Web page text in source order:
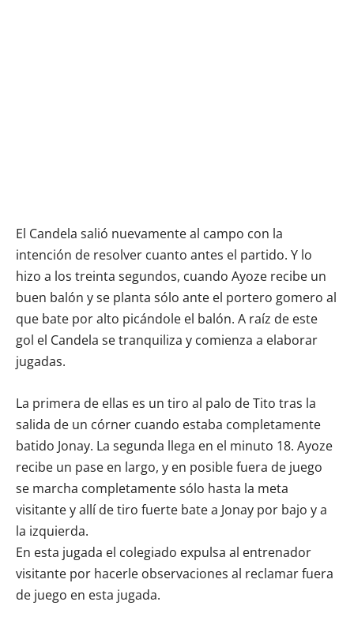
El Candela salió nuevamente al campo con la
intención de resolver cuanto antes el partido. Y lo
hizo a los treinta segundos, cuando Ayoze recibe un
buen balón y se planta sólo ante el portero gomero al
que bate por alto picándole el balón. A raíz de este
gol el Candela se tranquiliza y comienza a elaborar
jugadas.
La primera de ellas es un tiro al palo de Tito tras la
salida de un córner cuando estaba completamente
batido Jonay. La segunda llega en el minuto 18. Ayoze
recibe un pase en largo, y en posible fuera de juego
se marcha completamente sólo hasta la meta
visitante y allí de tiro fuerte bate a Jonay por bajo y a
la izquierda.
En esta jugada el colegiado expulsa al entrenador
visitante por hacerle observaciones al reclamar fuera
de juego en esta jugada.